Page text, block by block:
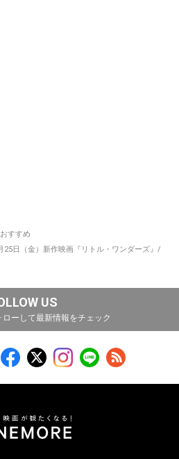
すすめ
日（金）新作映画『リトル・ワンダーズ』/
US
ローして最新情報をチェック